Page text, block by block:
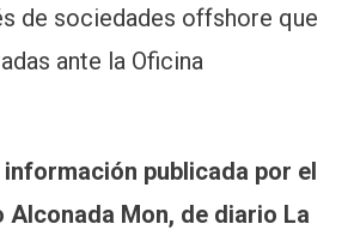
de sociedades offshore que
ante la Oficina
información publicada por el
Alconada Mon, de diario La